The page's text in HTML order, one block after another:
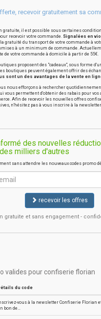
recevoir gratuitement sa
gratuite, il est possible sous certaines
recevoir votre commande. Signalées en
gratuité du transport de votre commande à
à un minimum de commande.
de votre commande à domicile à partir de 55€.
proposent des "cadeaux", sous forme
boutiques peuvent également offrir des
sont un des avantages de la vente en
nous efforçons à rechercher
vous permettent d'obtenir des rabais pour
Afin de recevoir les nouvelles offres
n'hésitez pas à vous inscrire à la
des nouvelles
milliers d'autres
sans attendre les nouveaux codes promo
recevoir les offres
gratuite et sans engagement -
valides pour confiserie florian
du code
vous à la newsletter Confiserie Florian
bon de…